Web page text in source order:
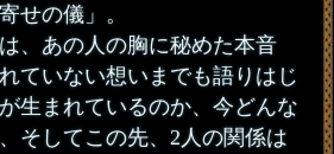
せの儀」。
、あの人の胸に秘めた本音
ていない想いまでも語りはじ
生まれているのか、今どんな
そしてこの先、2人の関係は